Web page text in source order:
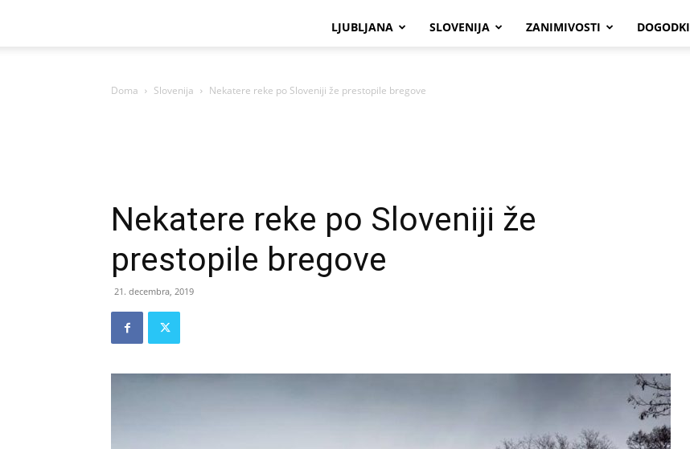
LJUBLJANA SLOVENIJA ZANIMIVOSTI DOGODKI
Doma Slovenija Nekatere reke po Sloveniji že prestopile bregove
Nekatere reke po Sloveniji že
prestopile bregove
21. decembra, 2019